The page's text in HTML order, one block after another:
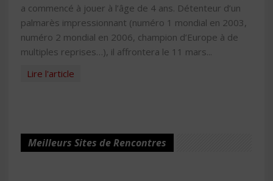
a commencé à jouer à l’âge de 4 ans. Détenteur d’un
palmarès impressionnant (numéro 1 mondial en 2003,
numéro 2 mondial en 2006, champion d’Europe à de
multiples reprises…), il affrontera le 11 mars...
Lire l'article
Meilleurs Sites de Rencontres